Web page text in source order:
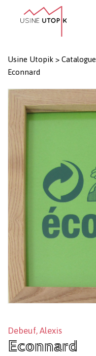
Panier
Usine Utopik > Catalogue
Econnard
Debeuf, Alexis
Econnard